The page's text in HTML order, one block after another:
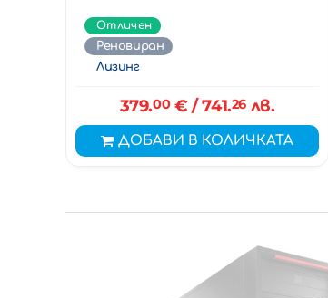
Отличен
Реновиран
Лизинг
379.00€ / 741.26лв.
ДОБАВИ В КОЛИЧКАТА